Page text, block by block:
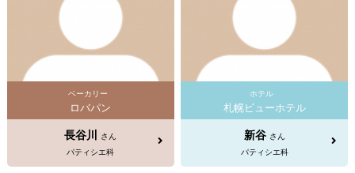
ベーカリー
ロバパン
長谷川
さん
パティシエ科
ホテル
札幌ビューホテル
新谷 さん
パティシエ科